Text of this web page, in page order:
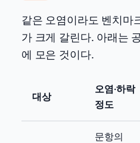
같은 오염이라도 벤치마
가 크게 갈린다. 아래는
에 모은 것이다.
대상
오염·하락
정도
문항의